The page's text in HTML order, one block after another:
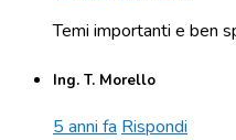
Temi importanti e ben
Ing. T. Morello
5 anni fa Rispondi